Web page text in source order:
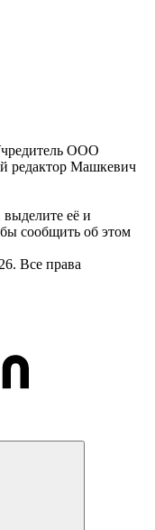
ООО
редактор Машкевич
её и
сообщить об этом
Все права